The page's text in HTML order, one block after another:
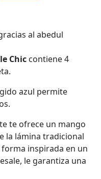
al abedul
Chic contiene 4
azul permite
te ofrece un mango
la lámina tradicional
forma inspirada en un
le garantiza una